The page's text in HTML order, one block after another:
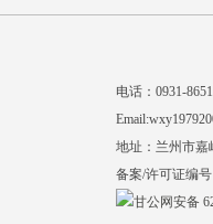
电话：0931-
地址：兰州市嘉
备案/许可证编
甘公网安备